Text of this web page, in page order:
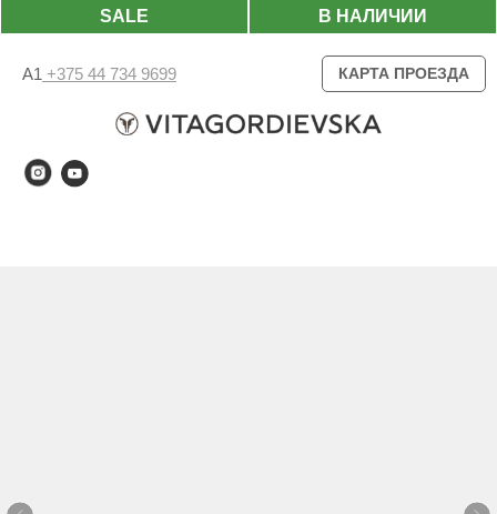
В НАЛИЧИИ
SALE
А1 +375 44 734 9699 КАРТА ПРОЕЗДА